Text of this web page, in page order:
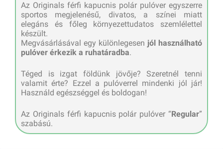
Az Originals férfi kapucnis polár pulóver egyszerre
sportos megjelenésű, divatos, a színei miatt
elegáns és főleg környezettudatos szemlélettel
készült.
Megvásárlásával egy különlegesen jól használható
pulóver érkezik a ruhatáradba.
Téged is izgat földünk jövője? Szeretnél tenni
valamit érte? Ezzel a pulóverrel mindenki jól jár!
Használd egészséggel és boldogan!
Az Originals férfi kapucnis polár pulóver “Regular”
szabású.